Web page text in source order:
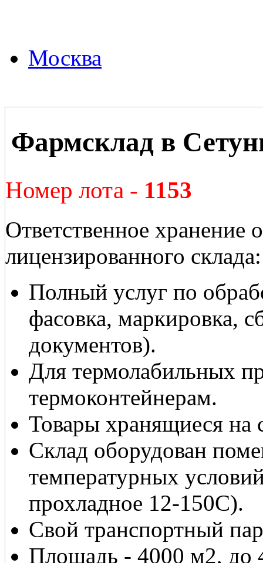
Москва
Фармсклад в
Номер лота - 1153
Ответственное хранение
лицензированного склада:
Полный услуг по
фасовка, маркировка,
документов).
Для термолабильных
термоконтейнерам.
Товары хранящиеся на
Склад оборудован
температурных
прохладное 12-150С).
Свой транспортный
Площадь - 4000 м2, до